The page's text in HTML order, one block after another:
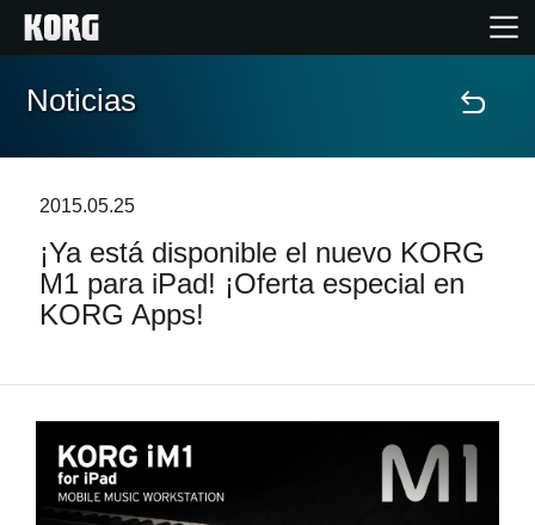
Inicio
Características
Eventos
Soporte
Localizador de Tiendas
Noticias
2015.05.25
¡Ya está disponible el nuevo KORG
M1 para iPad! ¡Oferta especial en
KORG Apps!